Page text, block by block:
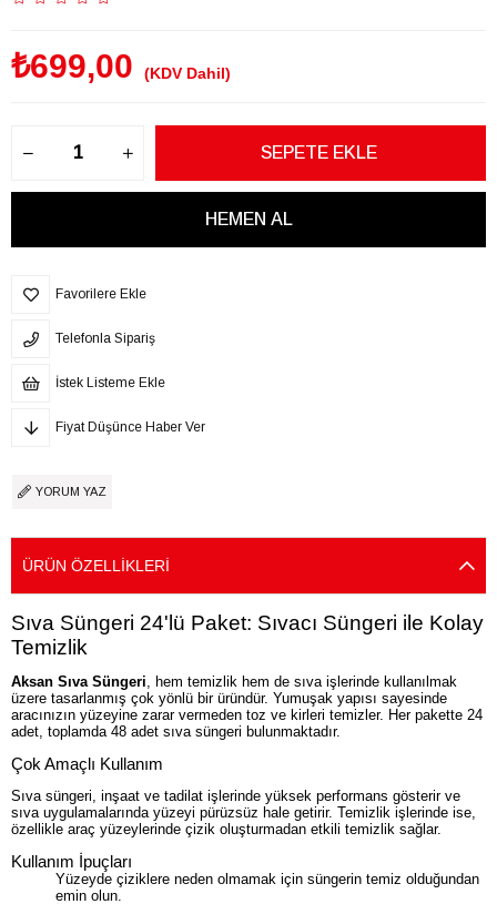
₺699,00 (KDV Dahil)
Favorilere Ekle
Telefonla Sipariş
İstek Listeme Ekle
Fiyat Düşünce Haber Ver
YORUM YAZ
ÜRÜN ÖZELLIKLERI
Sıva Süngeri 24'lü Paket: Sıvacı Süngeri ile Kolay
Temizlik
Aksan Sıva Süngeri, hem temizlik hem de sıva işlerinde kullanılmak
üzere tasarlanmış çok yönlü bir üründür. Yumuşak yapısı sayesinde
aracınızın yüzeyine zarar vermeden toz ve kirleri temizler. Her pakette 24
adet, toplamda 48 adet sıva süngeri bulunmaktadır.
Çok Amaçlı Kullanım
Sıva süngeri, inşaat ve tadilat işlerinde yüksek performans gösterir ve
sıva uygulamalarında yüzeyi pürüzsüz hale getirir. Temizlik işlerinde ise,
özellikle araç yüzeylerinde çizik oluşturmadan etkili temizlik sağlar.
Kullanım İpuçları
Yüzeyde çiziklere neden olmamak için süngerin temiz olduğundan
emin olun.